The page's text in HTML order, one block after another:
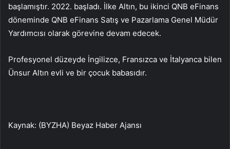
başlamıştır. 2022. başladı. İlke Altın, bu ikinci QNB eFinans
döneminde QNB eFinans Satış ve Pazarlama Genel Müdür
Yardımcısı olarak görevine devam edecek.
Profesyonel düzeyde İngilizce, Fransızca ve İtalyanca bilen
Ünsur Altın evli ve bir çocuk babasıdır.
Kaynak: (BYZHA) Beyaz Haber Ajansı